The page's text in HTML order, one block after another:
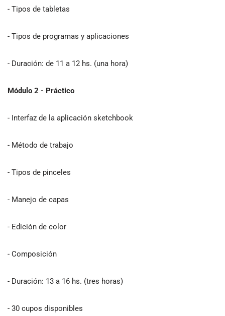
- Tipos de tabletas
- Tipos de programas y aplicaciones
- Duración: de 11 a 12 hs. (una hora)
Módulo 2 - Práctico
- Interfaz de la aplicación sketchbook
- Método de trabajo
- Tipos de pinceles
- Manejo de capas
- Edición de color
- Composición
- Duración: 13 a 16 hs. (tres horas)
- 30 cupos disponibles